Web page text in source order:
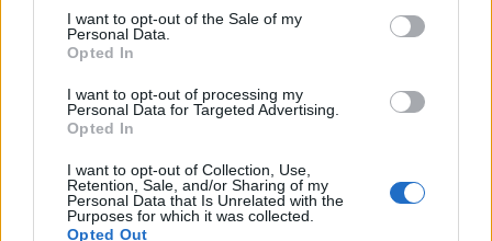
I want to opt-out of the Sale of my
Personal Data.
Opted In
I want to opt-out of processing my
Personal Data for Targeted Advertising.
Opted In
I want to opt-out of Collection, Use,
Retention, Sale, and/or Sharing of my
Personal Data that Is Unrelated with the
Purposes for which it was collected.
Opted Out
ZOBACZ INNE DYSKUSJE
Problem ze spadkiem libido
Mam problemy z libido. Zastanawiam się czy